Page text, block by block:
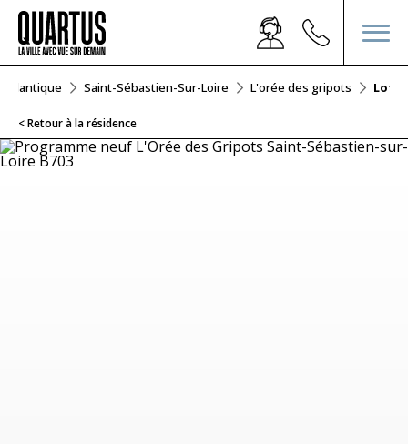
Atlantique Saint-Sébastien-Sur-Loire L'orée des gripots Lot
< Retour à la résidence